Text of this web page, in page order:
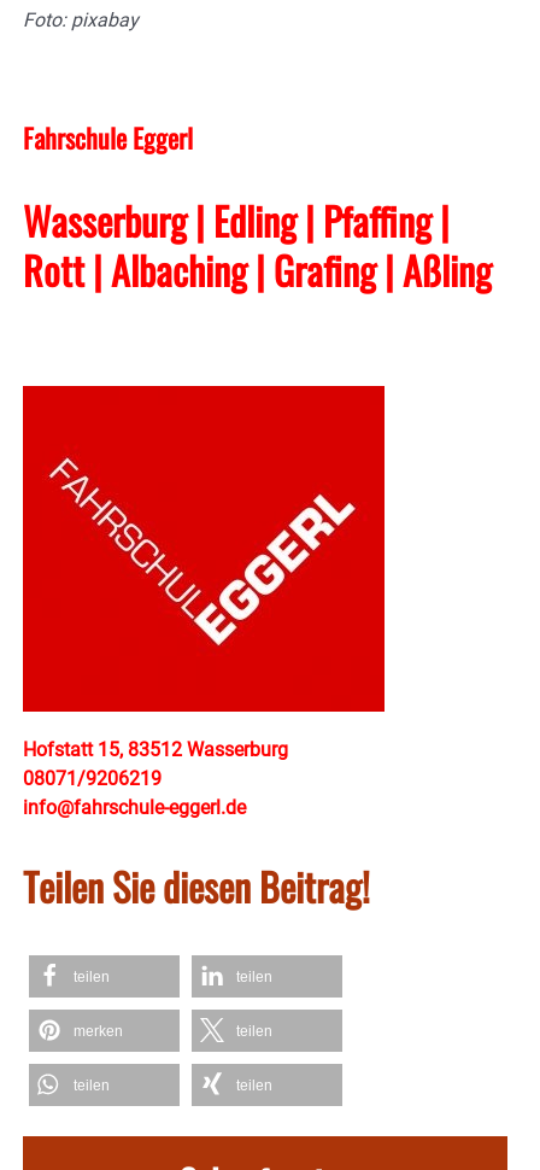
Foto: pixabay
Fahrschule Eggerl
Wasserburg | Edling | Pfaffing |
Rott | Albaching| Grafing| Aßling
Hofstatt 15, 83512 Wasserburg
08071/9206219
info@fahrschule-eggerl.de
Teilen Sie diesen Beitrag!
teilen teilen
merken teilen
teilen teilen